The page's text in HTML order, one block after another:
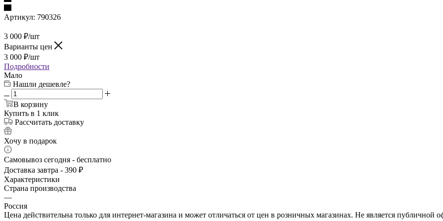
Артикул: 790326
3 000 ₽/шт
Варианты цен
3 000 ₽/шт
Подробности
Мало
Нашли дешевле?
В корзину
Купить в 1 клик
Рассчитать доставку
Хочу в подарок
Самовывоз сегодня - бесплатно
Доставка завтра - 390 ₽
Характеристики
Страна производства
—
Россия
Цена действительна только для интернет-магазина и может отличаться от цен в розничных магазинах. Не является публичной